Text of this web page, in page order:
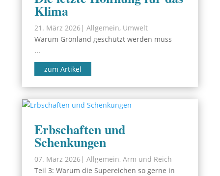
Klima
21. März 2026| Allgemein, Umwelt
Warum Grönland geschützt werden muss
...
zum Artikel
Erbschaften und
Schenkungen
07. März 2026| Allgemein, Arm und Reich
Teil 3: Warum die Supereichen so gerne in